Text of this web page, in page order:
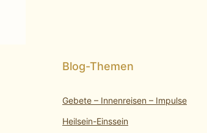
Gebete – Innenreisen – Impulse
Heilsein-Einssein